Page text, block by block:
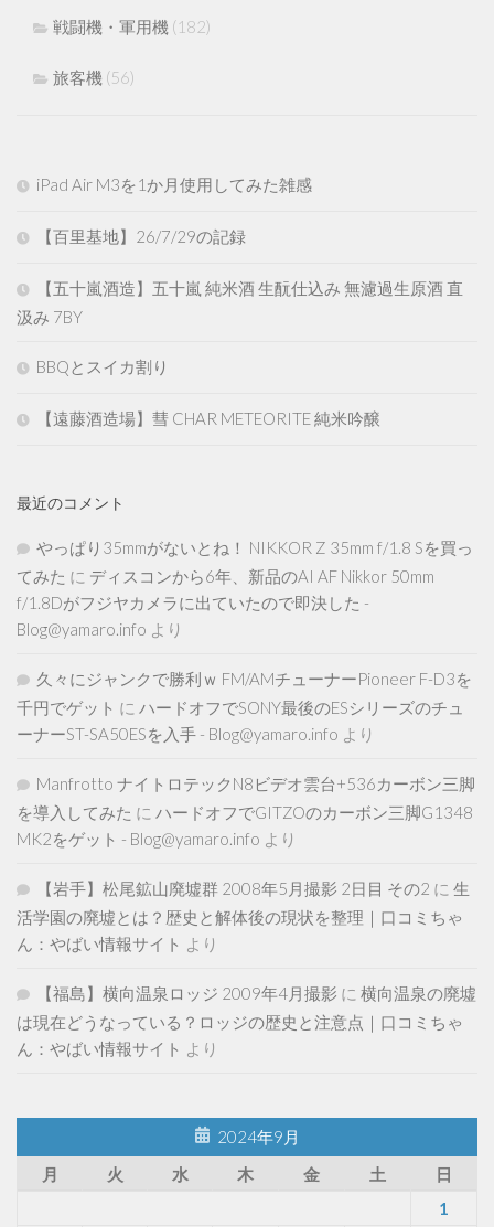
戦闘機・軍用機 (182)
旅客機 (56)
iPad Air M3を1か月使用してみた雑感
【百里基地】26/7/29の記録
【五十嵐酒造】五十嵐 純米酒 生酛仕込み 無濾過生原酒 直
汲み 7BY
BBQとスイカ割り
【遠藤酒造場】彗 CHAR METEORITE 純米吟醸
最近のコメント
やっぱり35mmがないとね！ NIKKOR Z 35mm f/1.8 Sを買っ
てみた に ディスコンから6年、新品のAI AF Nikkor 50mm
f/1.8Dがフジヤカメラに出ていたので即決した -
Blog@yamaro.info より
久々にジャンクで勝利ｗ FM/AMチューナーPioneer F-D3を
千円でゲット に ハードオフでSONY最後のESシリーズのチュ
ーナーST-SA50ESを入手 - Blog@yamaro.info より
Manfrotto ナイトロテックN8ビデオ雲台+536カーボン三脚
を導入してみた に ハードオフでGITZOのカーボン三脚G1348
MK2をゲット - Blog@yamaro.info より
【岩手】松尾鉱山廃墟群 2008年5月撮影 2日目 その2 に 生
活学園の廃墟とは？歴史と解体後の現状を整理｜口コミちゃ
ん：やばい情報サイト より
【福島】横向温泉ロッジ 2009年4月撮影 に 横向温泉の廃墟
は現在どうなっている？ロッジの歴史と注意点｜口コミちゃ
ん：やばい情報サイト より
2024年9月
月
火 水 木 金 土
日
1